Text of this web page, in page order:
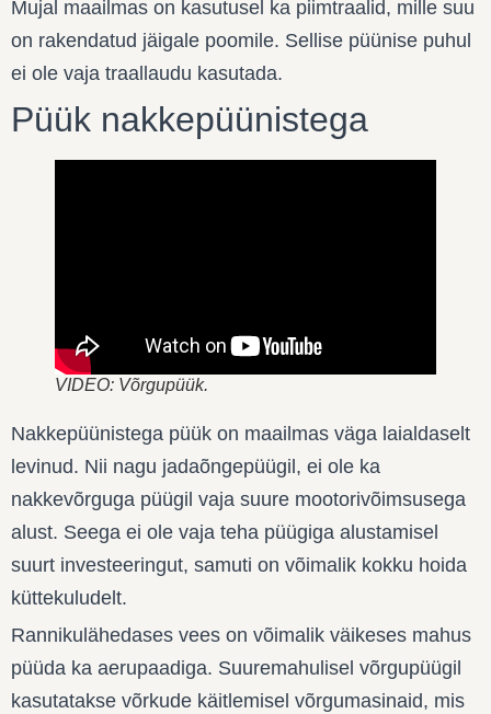
Mujal maailmas on kasutusel ka piimtraalid, mille suu
on rakendatud jäigale poomile. Sellise püünise puhul
ei ole vaja traallaudu kasutada.
Püük nakkepüünistega
VIDEO: Võrgupüük.
Nakkepüünistega püük on maailmas väga laialdaselt
levinud. Nii nagu jadaõngepüügil, ei ole ka
nakkevõrguga püügil vaja suure mootorivõimsusega
alust. Seega ei ole vaja teha püügiga alustamisel
suurt investeeringut, samuti on võimalik kokku hoida
küttekuludelt.
Rannikulähedases vees on võimalik väikeses mahus
püüda ka aerupaadiga. Suuremahulisel võrgupüügil
kasutatakse võrkude käitlemisel võrgumasinaid, mis